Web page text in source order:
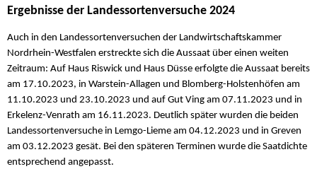
Ergebnisse der Landessortenversuche 2024
Auch in den Landessortenversuchen der Landwirtschaftskammer
Nordrhein-Westfalen erstreckte sich die Aussaat über einen weiten
Zeitraum: Auf Haus Riswick und Haus Düsse erfolgte die Aussaat bereits
am 17.10.2023, in Warstein-Allagen und Blomberg-Holstenhöfen am
11.10.2023 und 23.10.2023 und auf Gut Ving am 07.11.2023 und in
Erkelenz-Venrath am 16.11.2023. Deutlich später wurden die beiden
Landessortenversuche in Lemgo-Lieme am 04.12.2023 und in Greven
am 03.12.2023 gesät. Bei den späteren Terminen wurde die Saatdichte
entsprechend angepasst.